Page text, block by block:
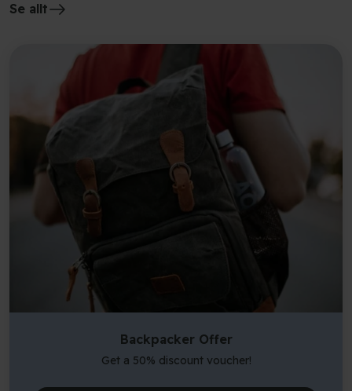
Se allt
Backpacker Offer
Get a 50% discount voucher!